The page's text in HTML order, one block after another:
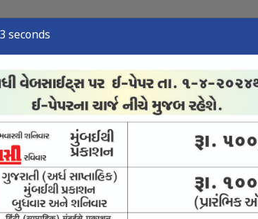
ન્યુઝ તંત્રી લેખ ઈ-પેપર
seconds
પાંગર્યો